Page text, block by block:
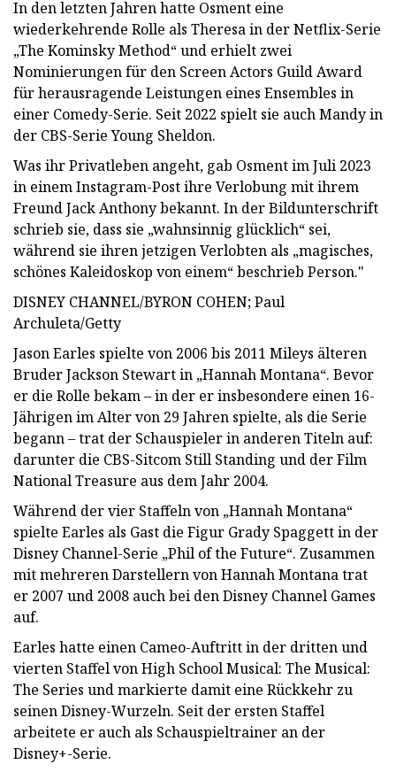
In den letzten Jahren hatte Osment eine
wiederkehrende Rolle als Theresa in der Netflix-Serie
„The Kominsky Method“ und erhielt zwei
Nominierungen für den Screen Actors Guild Award
für herausragende Leistungen eines Ensembles in
einer Comedy-Serie. Seit 2022 spielt sie auch Mandy in
der CBS-Serie Young Sheldon.
Was ihr Privatleben angeht, gab Osment im Juli 2023
in einem Instagram-Post ihre Verlobung mit ihrem
Freund Jack Anthony bekannt. In der Bildunterschrift
schrieb sie, dass sie „wahnsinnig glücklich“ sei,
während sie ihren jetzigen Verlobten als „magisches,
schönes Kaleidoskop von einem“ beschrieb Person."
DISNEY CHANNEL/BYRON COHEN; Paul
Archuleta/Getty
Jason Earles spielte von 2006 bis 2011 Mileys älteren
Bruder Jackson Stewart in „Hannah Montana“. Bevor
er die Rolle bekam – in der er insbesondere einen 16-
Jährigen im Alter von 29 Jahren spielte, als die Serie
begann – trat der Schauspieler in anderen Titeln auf:
darunter die CBS-Sitcom Still Standing und der Film
National Treasure aus dem Jahr 2004.
Während der vier Staffeln von „Hannah Montana“
spielte Earles als Gast die Figur Grady Spaggett in der
Disney Channel-Serie „Phil of the Future“. Zusammen
mit mehreren Darstellern von Hannah Montana trat
er 2007 und 2008 auch bei den Disney Channel Games
auf.
Earles hatte einen Cameo-Auftritt in der dritten und
vierten Staffel von High School Musical: The Musical:
The Series und markierte damit eine Rückkehr zu
seinen Disney-Wurzeln. Seit der ersten Staffel
arbeitete er auch als Schauspieltrainer an der
Disney+-Serie.